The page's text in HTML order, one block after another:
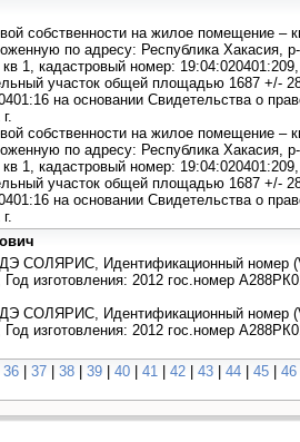
собственности на жилое помещение –
по адресу: Республика Хакасия,
1, кадастровый номер:
участок общей площадью 1687 +/-
на основании Свидетельства о
собственности на жилое помещение –
по адресу: Республика Хакасия,
1, кадастровый номер:
участок общей площадью 1687 +/-
на основании Свидетельства о
СОЛЯРИС, Идентификационный номер
изготовления: 2012 гос.номер
СОЛЯРИС, Идентификационный номер
изготовления: 2012 гос.номер
36 | 37 | 38 | 39 | 40 | 41 | 42 | 43 | 44 | 45 | 46